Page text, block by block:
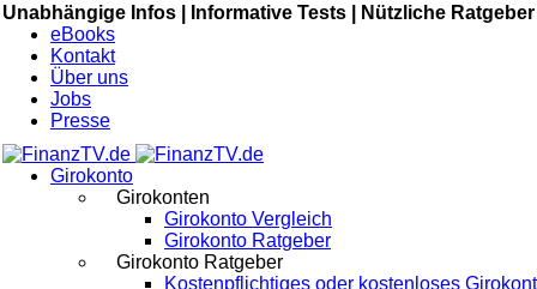
Unabhängige Infos | Informative Tests |
Nützliche Ratgeber
eBooks
Kontakt
Über uns
Jobs
Presse
Girokonto
Girokonten
Girokonto Vergleich
Girokonto Ratgeber
Girokonto Ratgeber
Kostenpflichtiges oder kostenloses